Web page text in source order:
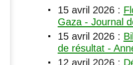
15 avril 2026:
Gaza - Journal
15 avril 2026:
de résultat -
12 avril 2026: